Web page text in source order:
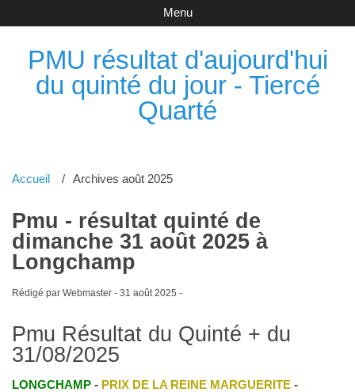
PMU résultat d'aujourd'hui
du quinté du jour - Tiercé
Quarté
Menu
Accueil Archives août 2025
Pmu - résultat quinté de
dimanche 31 août 2025 à
Longchamp
Rédigé par Webmaster - 31 août 2025 -
Pmu Résultat du Quinté + du
31/08/2025
LONGCHAMP- PRIX DE LA REINE MARGUERITE-